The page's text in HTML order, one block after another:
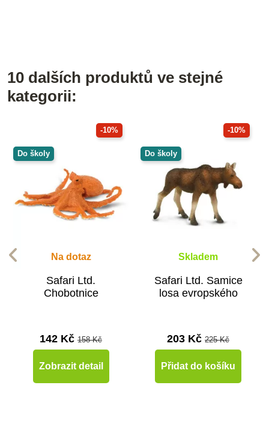
10 dalších produktů ve stejné
kategorii:
-10%
Do školy
Na dotaz
Safari Ltd.
Chobotnice
142 Kč 158 Kč
Zobrazit detail
-10%
Do školy
Skladem
Safari Ltd. Samice
losa evropského
203 Kč 225 Kč
Přidat do košíku